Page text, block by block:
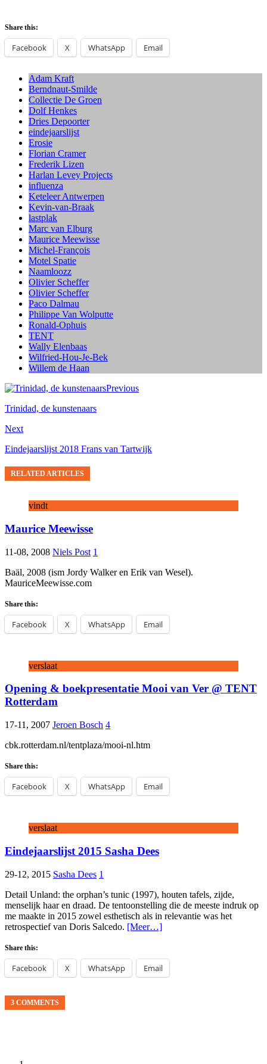
Share this:
Facebook X WhatsApp Email
Adam Kraft
Berndnaut-Smilde
Collectie De Groen
Dolf Henkes
Dries Depoorter
eindejaarslijst
Erosie
Florian Cramer
Frederik Lizen
Harlan Levey Projects
influenza
Keteleer Antwerpen
Kevin-van-Braak
lastplak
Marc van Elburg
Maurice Meewisse
Michel-François
Motel Spatie
Naamloozz
Olivier Scheffer
Olivier Scheffer
Paco Dalmau
Philippe Van Wolputte
Ronald-Ophuis
TENT
Wally Elenbaas
Wilfried-Hou-Je-Bek
Willem de Haan
Previous
Trinidad, de kunstenaars
Next
Eindejaarslijst 2018 Frans van Tartwijk
RELATED ARTICLES
vindt
Maurice Meewisse
11-08, 2008 Niels Post 1
Baäl, 2008 (ism Jordy Walker en Erik van Wesel).
MauriceMeewisse.com
Share this:
Facebook X WhatsApp Email
verslaat
Opening & boekpresentatie Mooi van Ver @ TENT
Rotterdam
17-11, 2007 Jeroen Bosch 4
cbk.rotterdam.nl/tentplaza/mooi-nl.htm
Share this:
Facebook X WhatsApp Email
verslaat
Eindejaarslijst 2015 Sasha Dees
29-12, 2015 Sasha Dees 1
Detail Unland: the orphan’s tunic (1997), houten tafels, zijde,
menselijk haar en draad. De tentoonstelling die de meeste indruk op
me maakte in 2015 zowel esthetisch als in relevantie was het
retrospectief van Doris Salcedo. [Meer…]
Share this:
Facebook X WhatsApp Email
3 COMMENTS